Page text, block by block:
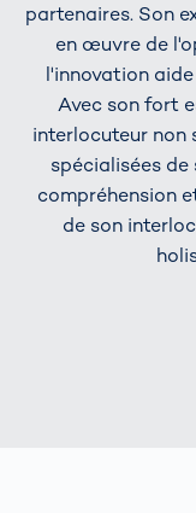
partenaires. Son
en œuvre de
l'innovation
Avec son fort
interlocuteur non
spécialisées de
compréhension
de son